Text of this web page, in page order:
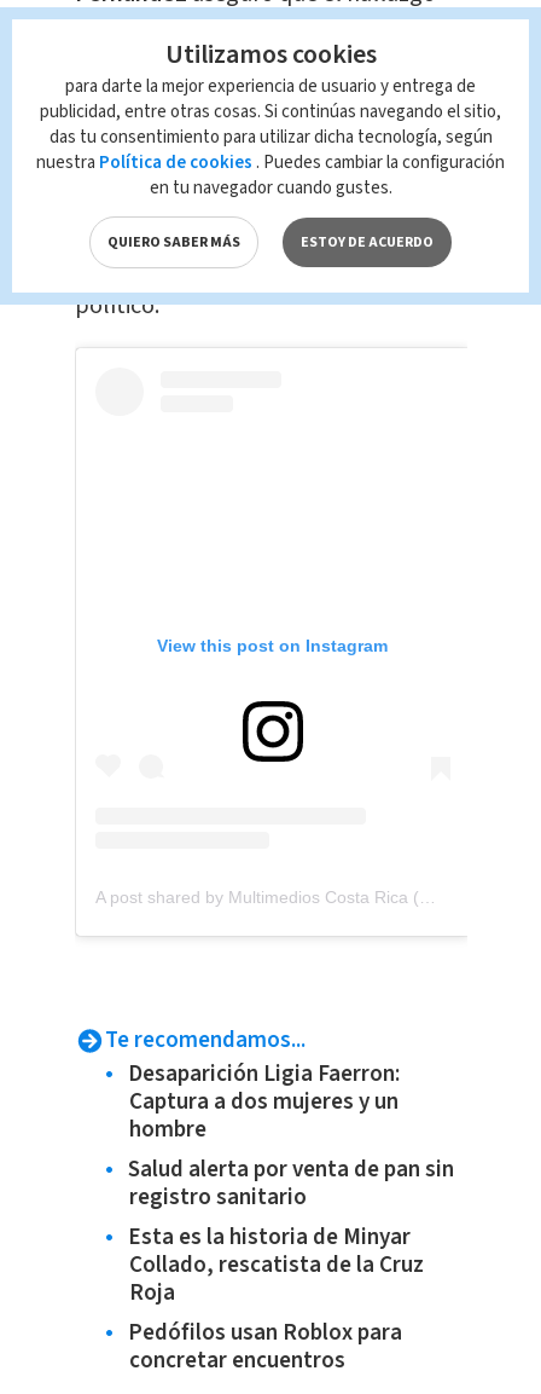
representa ungraveprecedenteen el
proceso electoraly cuestionó el nivel
al que ha llegado la campaña:
La candidata insistió en que espera
una campaña limpia y que exigirá una
investigación para determinar quién
estaría detrás del presunto espionaje
político.
View this post on Instagram
A post shared by Multimedios Costa Rica (@multimedios.cr)
Te recomendamos...
Desaparición Ligia Faerron:
Captura a dos mujeres y un
hombre
Salud alerta por venta de pan sin
registro sanitario
Esta es la historia de Minyar
Collado, rescatista de la Cruz
Roja
Pedófilos usan Roblox para
concretar encuentros
Utilizamos cookies
para darte la mejor experiencia de usuario y entrega de
publicidad, entre otras cosas. Si continúas navegando el sitio,
das tu consentimiento para utilizar dicha tecnología, según
nuestra Política de cookies . Puedes cambiar la configuración
en tu navegador cuando gustes.
QUIERO SABER MÁS ESTOY DE ACUERDO